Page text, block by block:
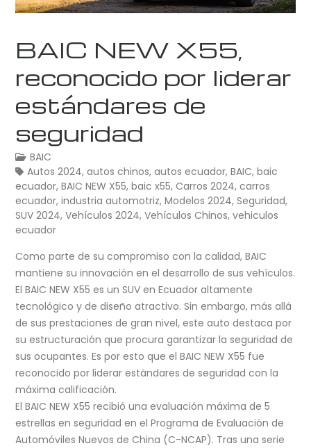
BAIC NEW X55,
reconocido por liderar
estándares de
seguridad
BAIC
Autos 2024,autos chinos,autos ecuador,BAIC,baic
ecuador,BAIC NEW X55,baic x55,Carros 2024,carros
ecuador,industria automotriz,Modelos 2024,Seguridad,
SUV 2024,Vehículos 2024,Vehículos Chinos,vehiculos
ecuador
Como parte de su compromiso con la calidad, BAIC
mantiene su innovación en el desarrollo de sus vehículos.
El BAIC NEW X55 es un SUV en Ecuador altamente
tecnológico y de diseño atractivo. Sin embargo, más allá
de sus prestaciones de gran nivel, este auto destaca por
su estructuración que procura garantizar la seguridad de
sus ocupantes. Es por esto que el BAIC NEW X55 fue
reconocido por liderar estándares de seguridad con la
máxima calificación.
El BAIC NEW X55 recibió una evaluación máxima de 5
estrellas en seguridad en el Programa de Evaluación de
Automóviles Nuevos de China (C-NCAP). Tras una serie